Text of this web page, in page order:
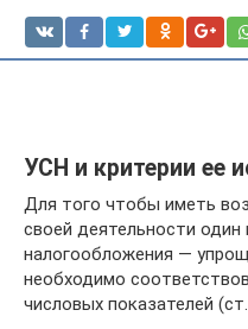
УСН и критерии ее
Для того чтобы иметь
своей деятельности
налогообложения —
необходимо
числовых показателей